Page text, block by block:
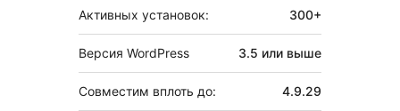
Активных установок: 300+
Версия WordPress 3.5 или выше
Совместим вплоть до: 4.9.29